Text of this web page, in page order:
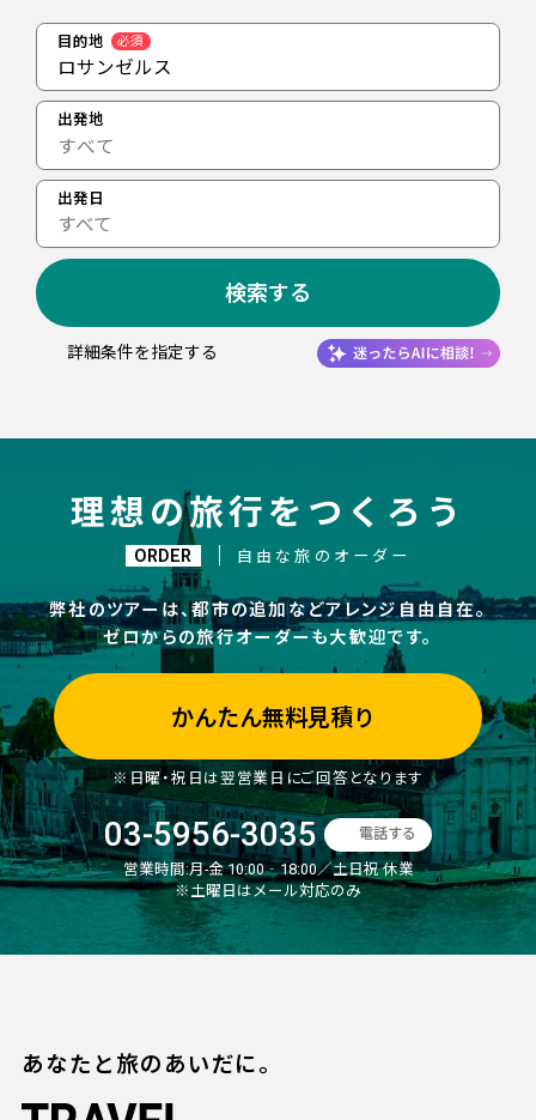
目的地 必須
ロサンゼルス
出発地
出発日
すべて
検索する
詳細条件を指定する
理想の旅行をつくろう
ORDER 自由な旅のオーダー
弊社のツアーは、都市の追加などアレンジ自由自在。
ゼロからの旅行オーダーも大歓迎です。
かんたん無料見積り
※日曜・祝日は翌営業日にご回答となります
03-5956-3035 電話する
営業時間:月-金 10:00‐18:00／土日祝 休業
※土曜日はメール対応のみ
あなたと旅のあいだに。